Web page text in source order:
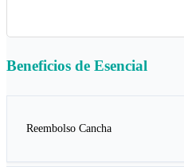
Beneficios de Esencial
Reembolso Cancha